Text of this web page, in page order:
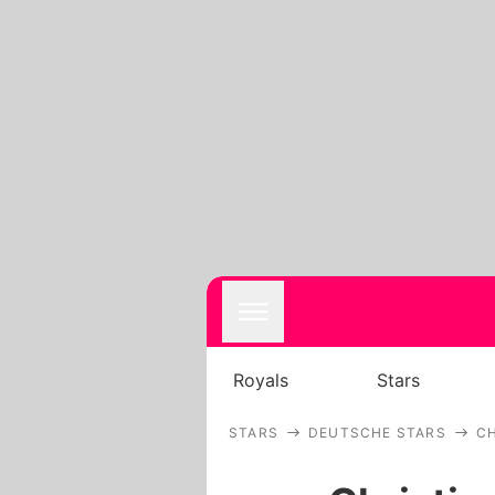
Royals Stars
STARS DEUTSCHE STARS